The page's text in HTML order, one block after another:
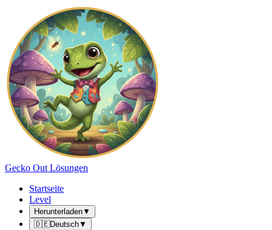
Gecko Out Lösungen
Startseite
Level
Herunterladen▼
🇩🇪Deutsch▼